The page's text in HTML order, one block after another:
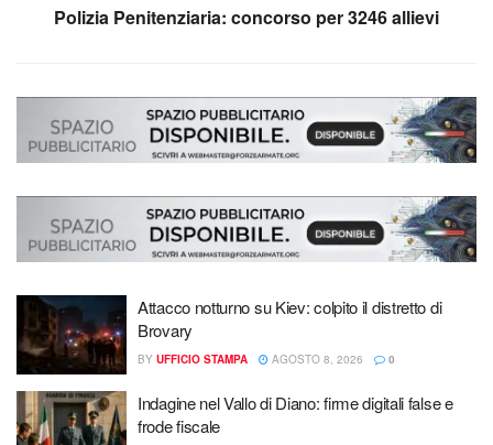
Polizia Penitenziaria: concorso per 3246 allievi
Attacco notturno su Kiev: colpito il distretto di
Brovary
BY UFFICIO STAMPA AGOSTO 8, 2026 0
Indagine nel Vallo di Diano: firme digitali false e
frode fiscale